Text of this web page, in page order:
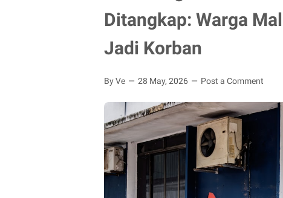
Ditangkap: Warga
Jadi Korban
By Ve 28 May, 2026 Post a Comment